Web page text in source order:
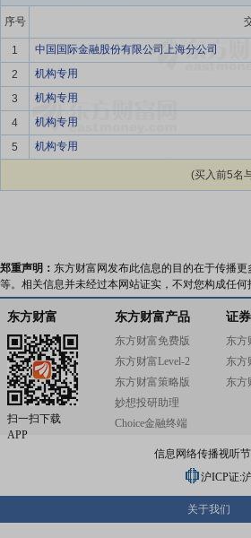
序号
1
中国国际金融股份有限公司上海分公司
2
机构专用
3
机构专用
4
机构专用
5
机构专用
(买入前5名
郑重声明： 东方财富网发布此信息的目的在于传播
等。相关信息并未经过本网站证实，不对您构成任